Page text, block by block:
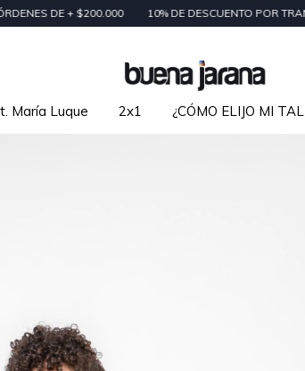
+ $200.000 10% DE DESCUENTO POR
María Luque 2x1 ¿CÓMO ELIJO MI